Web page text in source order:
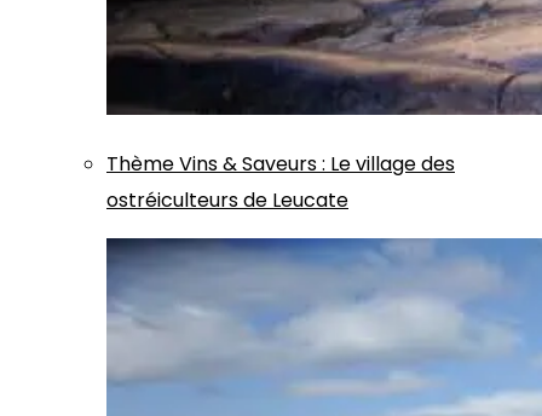
ThèmeVins & Saveurs: Le village des
ostréiculteurs de Leucate